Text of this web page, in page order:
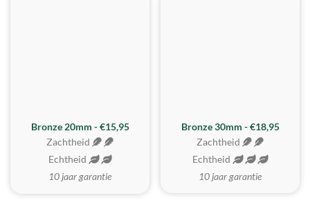
Bronze 20mm - €15,95
Zachtheid
Echtheid
10 jaar garantie
BESTE KOOP
Bronze 30mm - €18,95
Zachtheid
Echtheid
10 jaar garantie